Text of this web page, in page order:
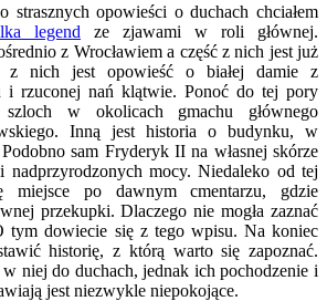
strasznych opowieści o duchach chciałem
legend ze zjawami w roli głównej.
z Wrocławiem a część z nich jest już
z nich jest opowieść o białej damie z
i rzuconej nań klątwie. Ponoć do tej pory
w okolicach gmachu głównego
Inną jest historia o budynku, w
sam Fryderyk II na własnej skórze
nadprzyrodzonych mocy. Niedaleko od tej
miejsce po dawnym cmentarzu, gdzie
przekupki. Dlaczego nie mogła zaznać
tym dowiecie się z tego wpisu. Na koniec
historię, z którą warto się zapoznać.
niej do duchach, jednak ich pochodzenie i
jest niezwykle niepokojące.